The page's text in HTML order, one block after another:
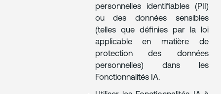
personnelles identifiables (PII)
ou des données sensibles
(telles que définies par la loi
applicable en matière de
protection des données
personnelles) dans les
Fonctionnalités IA.